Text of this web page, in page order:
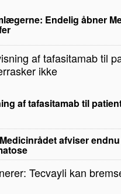
Endelig åbner
af tafasitamab til
afviser